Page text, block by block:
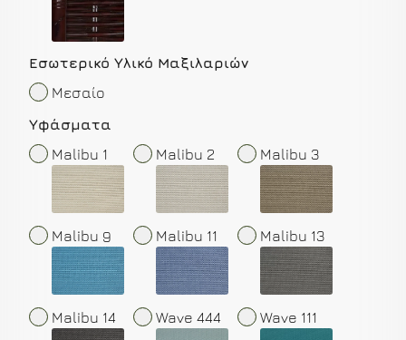
Εσωτερικό Υλικό Μαξιλαριών
Μεσαίο
Yφάσματα
Malibu 1
Malibu 2 Malibu 3
Malibu 9 Malibu 11 Malibu 13
Malibu 14 Wave 444 Wave 111